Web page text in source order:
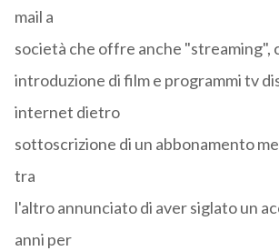
mail a
società che offre anche "streaming",
introduzione di film e programmi tv
internet dietro
sottoscrizione di un abbonamento
tra
l'altro annunciato di aver siglato un
anni per